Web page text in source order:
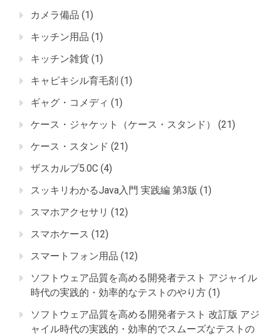
カメラ備品 (1)
キッチン用品 (1)
キッチン雑貨 (1)
キャピキシル育毛剤 (1)
ギャグ・コメディ (1)
ケース・ジャケット（ケース・スタンド）
(21)
ケース・スタンド (21)
ザスカルプ5.0C (4)
スッキリわかるJava入門 実践編 第3版 (1)
スマホアクセサリ (12)
スマホケース (12)
スマートフォン用品 (12)
ソフトウェア品質を高める開発者テスト アジャイル
時代の実践的・効率的なテストのやり方 (1)
ソフトウェア品質を高める開発者テスト 改訂版 アジ
ャイル時代の実践的・効率的でスムーズなテストの